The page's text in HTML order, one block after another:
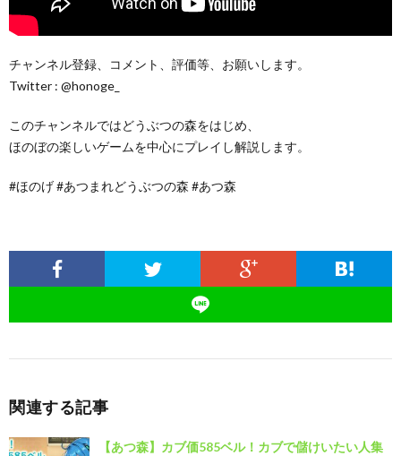
チャンネル登録、コメント、評価等、お願いします。
Twitter : @honoge_
このチャンネルではどうぶつの森をはじめ、
ほのぼの楽しいゲームを中心にプレイし解説します。
#ほのげ #あつまれどうぶつの森 #あつ森
関連する記事
【あつ森】カブ価585ベル！カブで儲けいたい人集